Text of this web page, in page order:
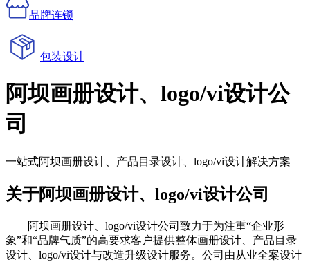
品牌连锁
包装设计
阿坝画册设计、logo/vi设计公
司
一站式阿坝画册设计、产品目录设计、logo/vi设计解决方案
关于阿坝画册设计、logo/vi设计公司
阿坝画册设计、logo/vi设计公司致力于为注重“企业形
象”和“品牌气质”的高要求客户提供整体画册设计、产品目录
设计、logo/vi设计与改造升级设计服务。公司由从业全案设计